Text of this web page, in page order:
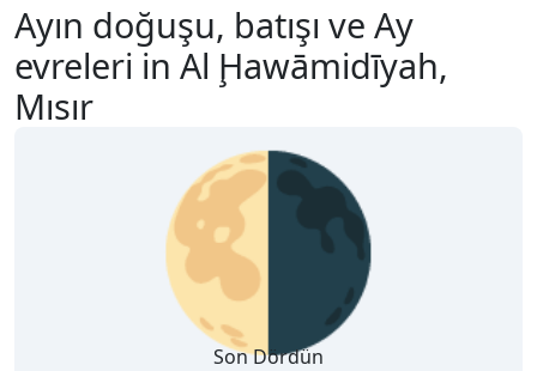
Ayın doğuşu, batışı ve Ay
evreleri in Al Ḩawāmidīyah,
Mısır
🌗
Son Dördün